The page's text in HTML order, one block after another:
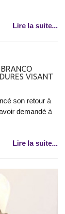
Lire la suite...
VISANT
son retour à
demandé à
Lire la suite...